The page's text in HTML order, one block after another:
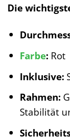
Die
Farbe:Rot
Inklusive:
Rahmen:
Stabilität